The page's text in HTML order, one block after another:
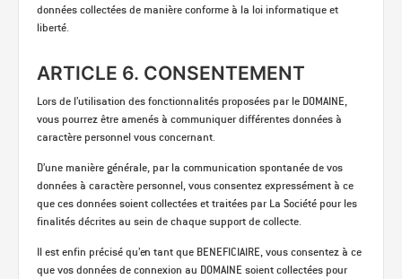
données collectées de manière conforme à la loi informatique et
liberté.
ARTICLE 6. CONSENTEMENT
Lors de l’utilisation des fonctionnalités proposées par le DOMAINE,
vous pourrez être amenés à communiquer différentes données à
caractère personnel vous concernant.
D’une manière générale, par la communication spontanée de vos
données à caractère personnel, vous consentez expressément à ce
que ces données soient collectées et traitées par La Société pour les
finalités décrites au sein de chaque support de collecte.
Il est enfin précisé qu’en tant que BENEFICIAIRE, vous consentez à ce
que vos données de connexion au DOMAINE soient collectées pour